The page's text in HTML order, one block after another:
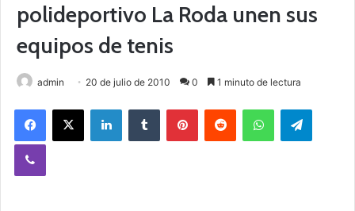
polideportivo La Roda unen sus
equipos de tenis
admin 20 de julio de 2010 0 1 minuto de lectura